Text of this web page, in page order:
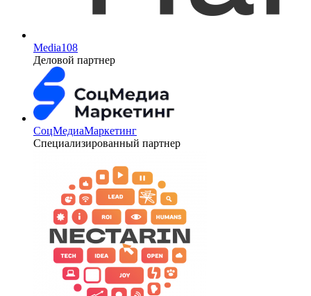
Media108
Деловой партнер
СоцМедиаМаркетинг
Специализированный партнер